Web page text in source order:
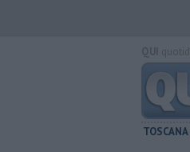
TOSCANA